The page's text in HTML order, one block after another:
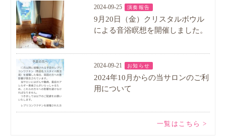
2024-09-25 演奏報告
9月20日（金）クリスタルボウル
による音浴瞑想を開催しました。
2024-09-21 お知らせ
2024年10月からの当サロンのご利
用について
一覧はこちら >